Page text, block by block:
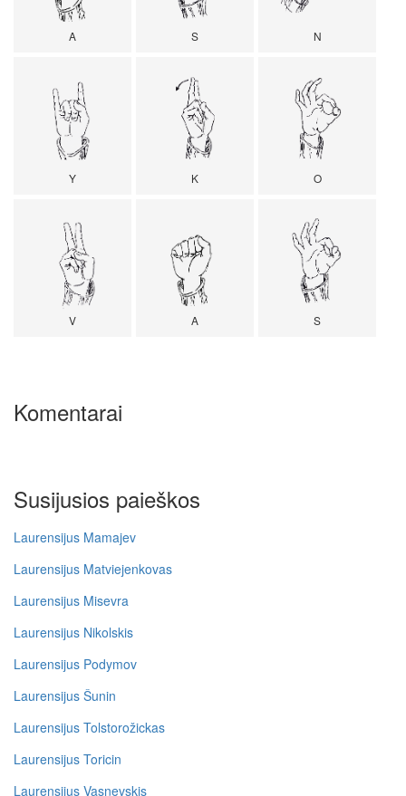
A S N
Y K O
V A S
Komentarai
Susijusios paieškos
Laurensijus Mamajev
Laurensijus Matviejenkovas
Laurensijus Misevra
Laurensijus Nikolskis
Laurensijus Podymov
Laurensijus Šunin
Laurensijus Tolstorožickas
Laurensijus Toricin
Laurensijus Vasnevskis